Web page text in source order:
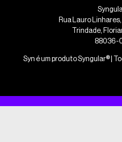
Rua Lauro
Trindade,
88036-
Syn é um produto Syngular® |